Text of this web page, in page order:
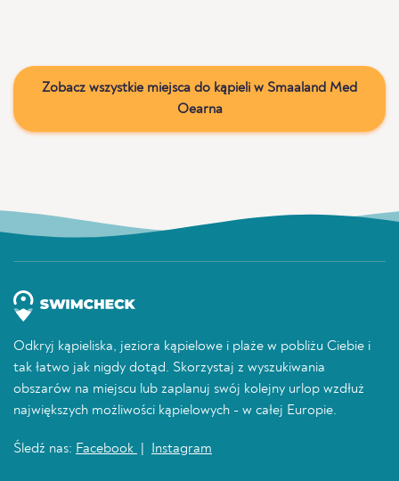
Zobacz wszystkie miejsca do kąpieli w Smaaland Med
Oearna
Odkryj kąpieliska, jeziora kąpielowe i plaże w pobliżu Ciebie i
tak łatwo jak nigdy dotąd. Skorzystaj z wyszukiwania
obszarów na miejscu lub zaplanuj swój kolejny urlop wzdłuż
największych możliwości kąpielowych - w całej Europie.
Śledź nas: Facebook Instagram